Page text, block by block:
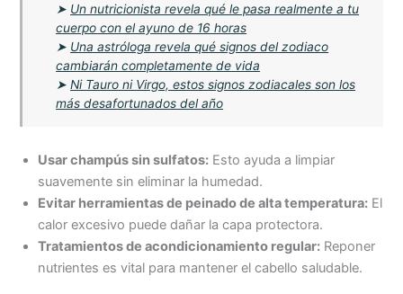
➤ Un nutricionista revela qué le pasa realmente a tu
cuerpo con el ayuno de 16 horas
➤ Una astróloga revela qué signos del zodiaco
cambiarán completamente de vida
➤Ni Tauro ni Virgo, estos signos zodiacales son los
más desafortunados del año
Usar champús sin sulfatos: Esto ayuda a limpiar
suavemente sin eliminar la humedad.
Evitar herramientas de peinado de alta temperatura: El
calor excesivo puede dañar la capa protectora.
Tratamientos de acondicionamiento regular: Reponer
nutrientes es vital para mantener el cabello saludable.